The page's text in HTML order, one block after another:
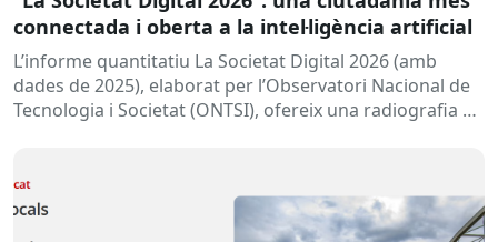
connectada i oberta a la intel·ligència artificial
L’informe quantitatiu La Societat Digital 2026 (amb
dades de 2025), elaborat per l’Observatori Nacional de
Tecnologia i Societat (ONTSI), ofereix una radiografia de